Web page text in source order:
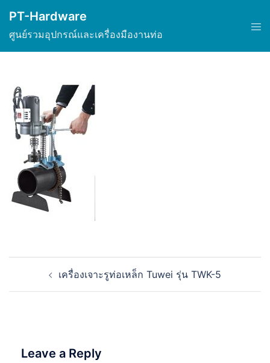
content
PT-Hardware
ศูนย์รวมอุปกรณ์และเครื่องมืองานท่อ
navigationเครื่องเจาะรูท่อเหล็ก Tuwei รุ่น TWK-5
Leave a Reply